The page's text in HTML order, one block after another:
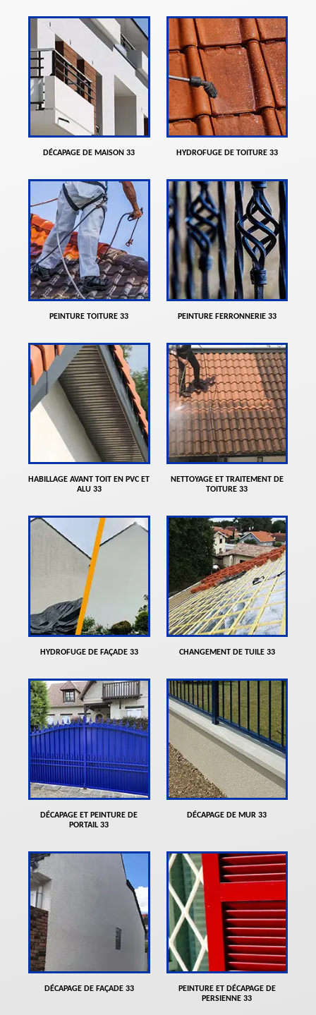
DÉCAPAGE DE MAISON 33 HYDROFUGE DE TOITURE 33
PEINTURE TOITURE 33 PEINTURE FERRONNERIE 33
HABILLAGE AVANT TOIT EN PVC ET
ALU 33
NETTOYAGE ET TRAITEMENT DE
TOITURE 33
HYDROFUGE DE FAÇADE 33 CHANGEMENT DE TUILE 33
DÉCAPAGE ET PEINTURE DE
PORTAIL 33
DÉCAPAGE DE MUR 33
DÉCAPAGE DE FAÇADE 33
PEINTURE ET DÉCAPAGE DE
PERSIENNE 33